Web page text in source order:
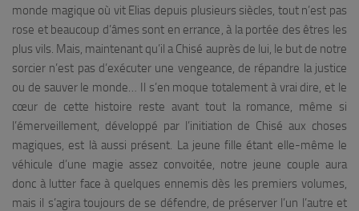
monde magique où vit Elias depuis plusieurs siècles, tout n’est pas
rose et beaucoup d’âmes sont en errance, à la portée des êtres les
plus vils. Mais, maintenant qu’il a Chisé auprès de lui, le but de notre
sorcier n’est pas d’exécuter une vengeance, de répandre la justice
ou de sauver le monde… Il s’en moque totalement à vrai dire, et le
cœur de cette histoire reste avant tout la romance, même si
l’émerveillement, développé par l’initiation de Chisé aux choses
magiques, est là aussi présent. La jeune fille étant elle-même le
véhicule d’une magie assez convoitée, notre jeune couple aura
donc à lutter face à quelques ennemis dès les premiers volumes,
mais il s’agira toujours de se défendre, de préserver l’un l’autre et